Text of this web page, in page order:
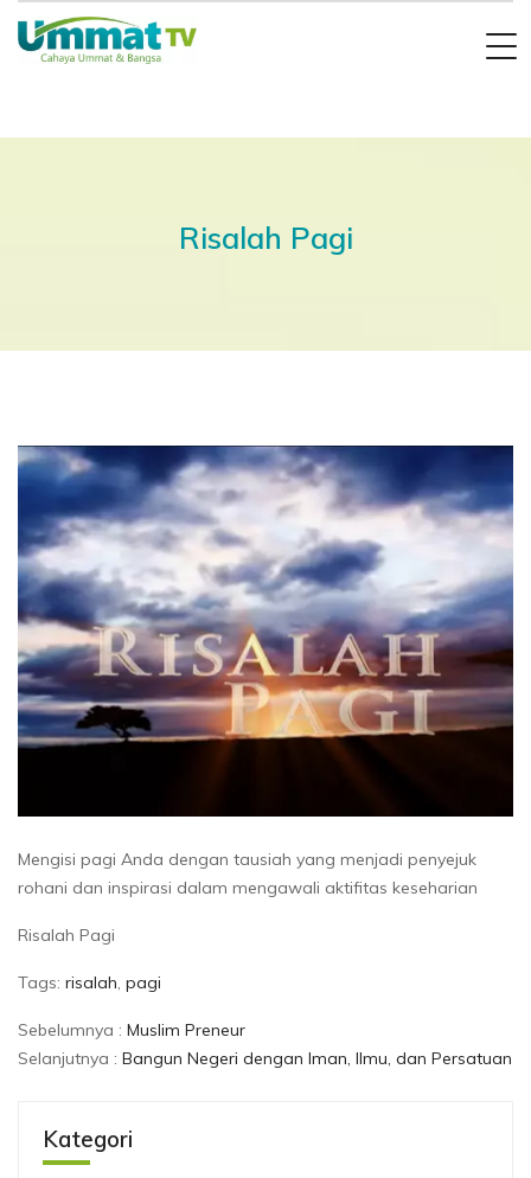
Risalah Pagi
Mengisi pagi Anda dengan tausiah yang menjadi penyejuk
rohani dan inspirasi dalam mengawali aktifitas keseharian
Risalah Pagi
Tags: risalah, pagi
Sebelumnya : Muslim Preneur
Selanjutnya : Bangun Negeri dengan Iman, Ilmu, dan Persatuan
Kategori